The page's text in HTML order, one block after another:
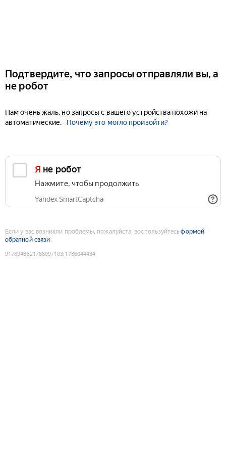
Подтвердите, что запросы отправляли вы, а
не робот
Нам очень жаль, но запросы с вашего устройства похожи на
автоматические.
Почему это могло произойти?
Я не робот
Нажмите, чтобы продолжить
Yandex SmartCaptcha
Если у вас возникли проблемы, пожалуйста, воспользуйтесьформой
обратной связи
9178948621768097103:1786044434